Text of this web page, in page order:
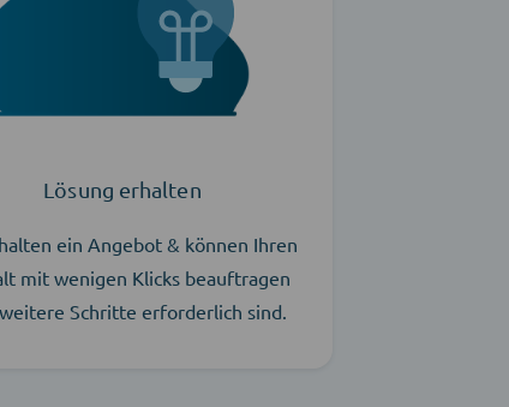
Lösung erhalten
ein Angebot & können Ihren
mit wenigen Klicks beauftragen
Schritte erforderlich sind.